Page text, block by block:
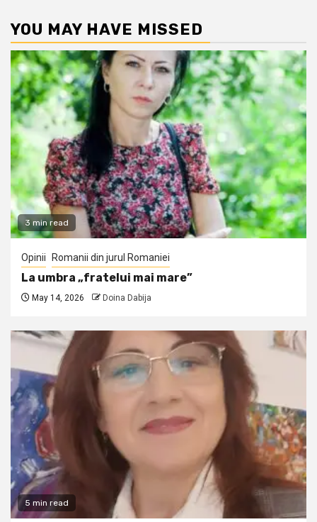
YOU MAY HAVE MISSED
3 min read
Opinii Romanii din jurul Romaniei
La umbra „fratelui mai mare”
May 14, 2026 Doina Dabija
5 min read